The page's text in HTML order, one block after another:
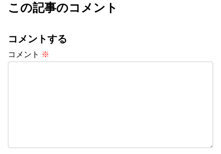
この記事のコメント
コメントする
コメント ※